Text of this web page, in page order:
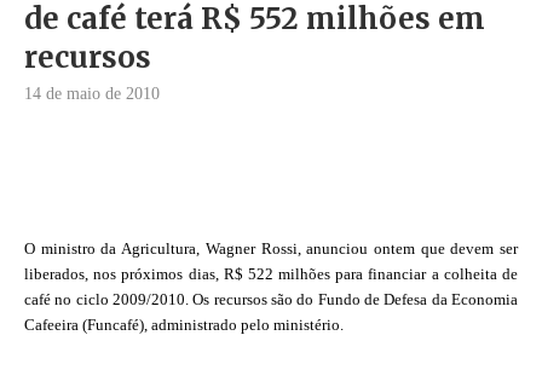
de café terá R$ 552 milhões em
recursos
14 de maio de 2010
O ministro da Agricultura, Wagner Rossi, anunciou ontem que devem ser
liberados, nos próximos dias, R$ 522 milhões para financiar a colheita de
café no ciclo 2009/2010. Os recursos são do Fundo de Defesa da Economia
Cafeeira (Funcafé), administrado pelo ministério.